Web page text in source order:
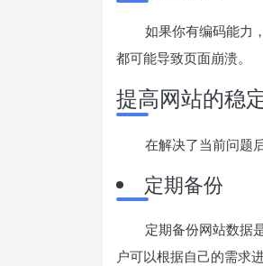
如果你有编码能力
都可能导致页面崩溃。
提高网站的稳
在解决了当前问题
定期备份
定期备份网站数据
户可以根据自己的需求进